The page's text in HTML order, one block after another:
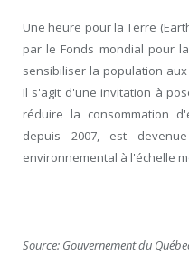
Une heure pour la Terre
par le Fonds mondial pour
sensibiliser la population
Il s'agit d'une invitation à
réduire la consommation
depuis 2007, est
environnemental à l'échelle
Source: Gouvernement du